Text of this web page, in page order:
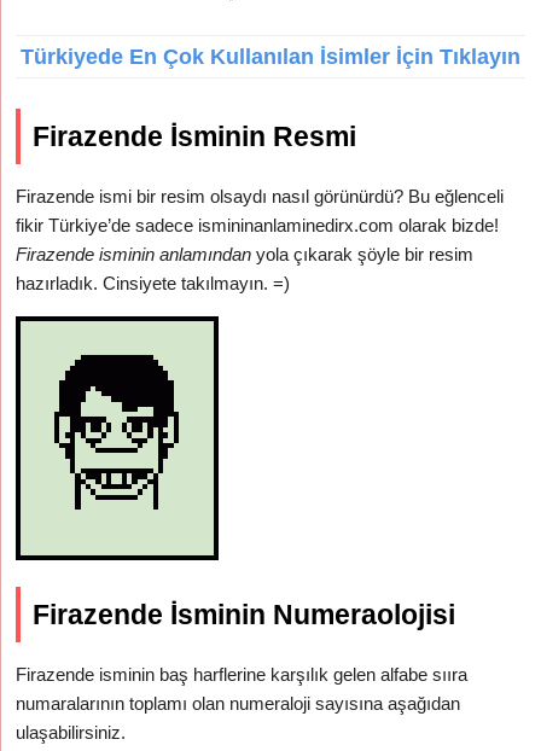
Türkiyede En Çok Kullanılan İsimler İçin Tıklayın
Firazende İsminin Resmi
Firazende ismi bir resim olsaydı nasıl görünürdü? Bu eğlenceli
fikir Türkiye’de sadece ismininanlaminedirx.com olarak bizde!
Firazende isminin anlamından yola çıkarak şöyle bir resim
hazırladık. Cinsiyete takılmayın. =)
Firazende İsminin Numeraolojisi
Firazende isminin baş harflerine karşılık gelen alfabe sııra
numaralarının toplamı olan numeraloji sayısına aşağıdan
ulaşabilirsiniz.